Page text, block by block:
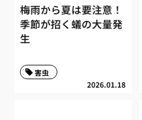
梅雨から夏は要注意！
季節が招く蟻の大量発
生
2026.01.18
害虫